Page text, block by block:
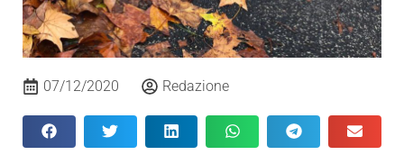
07/12/2020 Redazione